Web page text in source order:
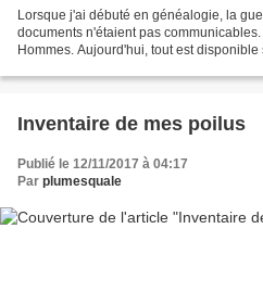
Lorsque j'ai débuté en généalogie, la
documents n'étaient pas
Hommes. Aujourd'hui, tout est
Inventaire de mes poilus
Publié le 12/11/2017 à 04:17
Par plumesquale